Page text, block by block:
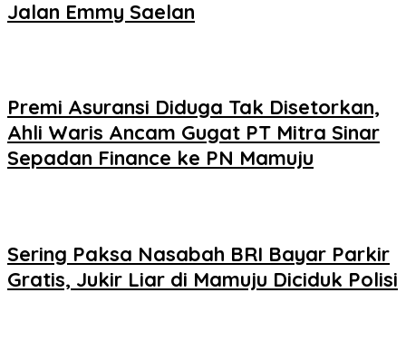
Jalan Emmy Saelan
Premi Asuransi Diduga Tak Disetorkan,
Ahli Waris Ancam Gugat PT Mitra Sinar
Sepadan Finance ke PN Mamuju
Sering Paksa Nasabah BRI Bayar Parkir
Gratis, Jukir Liar di Mamuju Diciduk Polisi